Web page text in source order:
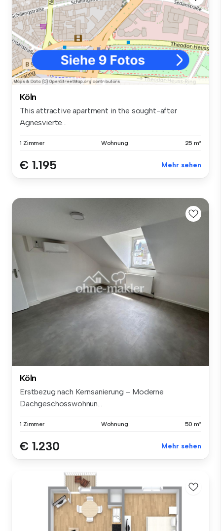
Köln
This attractive apartment in the sought-after
Agnesvierte...
1 Zimmer Wohnung 25 m²
€ 1.195 Mehr sehen
Köln
Erstbezug nach Kernsanierung – Moderne
Dachgeschosswohnun...
1 Zimmer Wohnung 50 m²
€ 1.230 Mehr sehen